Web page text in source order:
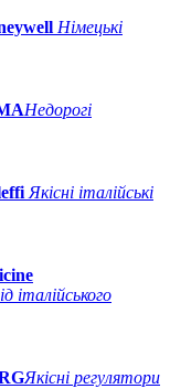
Німецькі
Недорогі
Якісні італійські
італійського
Якісні регулятори